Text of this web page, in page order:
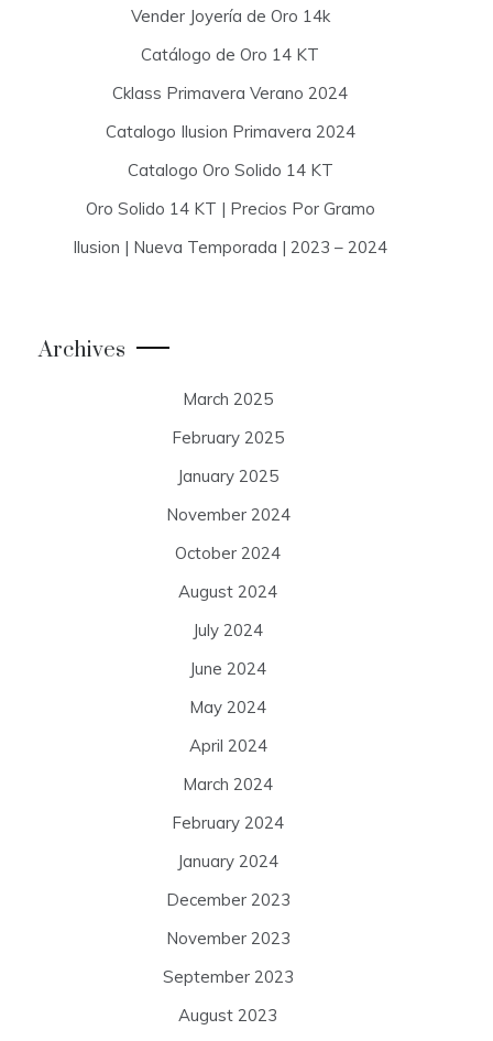
Vender Joyería de Oro 14k
Catálogo de Oro 14 KT
Cklass Primavera Verano 2024
Catalogo Ilusion Primavera 2024
Catalogo Oro Solido 14 KT
Oro Solido 14 KT | Precios Por Gramo
Ilusion | Nueva Temporada | 2023 – 2024
Archives
March 2025
February 2025
January 2025
November 2024
October 2024
August 2024
July 2024
June 2024
May 2024
April 2024
March 2024
February 2024
January 2024
December 2023
November 2023
September 2023
August 2023